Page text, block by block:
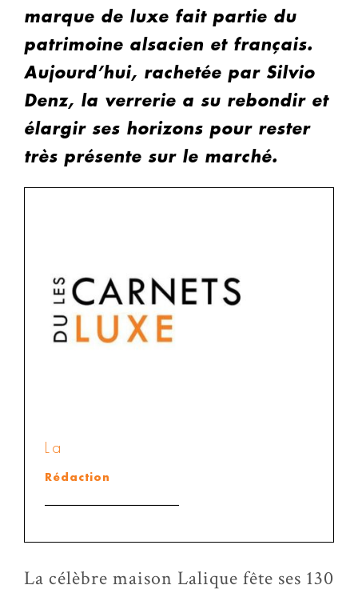
marque de luxe fait partie du
patrimoine alsacien et français.
Aujourd’hui, rachetée par Silvio
Denz, la verrerie a su rebondir et
élargir ses horizons pour rester
très présente sur le marché.
La
Rédaction
La célèbre maison Lalique fête ses 130